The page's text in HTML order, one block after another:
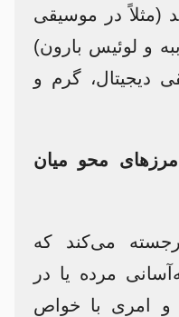
(مثلاً در موسیقی
و لوئیس بارون)
دیجیتال، گرم و
محو میان
می‌کند که
مرده یا در
امری با خواص